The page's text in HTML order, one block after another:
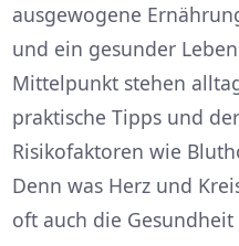
ausgewogene
und ein gesunder
Mittelpunkt stehen
praktische Tipps und
Risikofaktoren wie
Denn was Herz und
oft auch die Gesundheit